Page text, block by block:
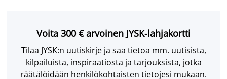
Voita 300 € arvoinen JYSK-lahjakortti
Tilaa JYSK:n uutiskirje ja saa tietoa mm. uutisista,
kilpailuista, inspiraatiosta ja tarjouksista, jotka
räätälöidään henkilökohtaisten tietojesi mukaan.